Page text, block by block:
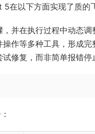
在以下方面实现了质的
并在执行过程中动态调
作等多种工具，形成
试修复，而非简单报错停